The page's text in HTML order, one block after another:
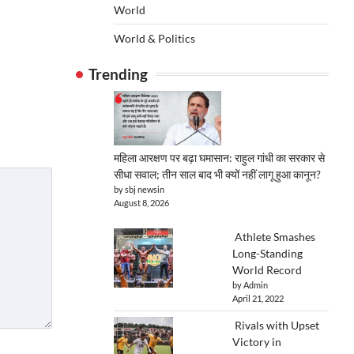
World
World & Politics
Trending
महिला आरक्षण पर बढ़ा घमासान: राहुल गांधी का सरकार से
सीधा सवाल; तीन साल बाद भी क्यों नहीं लागू हुआ कानून?
by sbj newsin
August 8, 2026
Athlete Smashes
Long-Standing
World Record
by Admin
April 21, 2022
Rivals with Upset
Victory in